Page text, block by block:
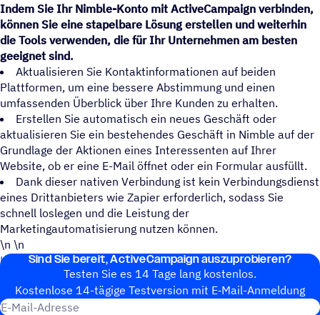
Indem Sie Ihr Nimble-Konto mit ActiveCampaign verbinden,
können Sie eine stapelbare Lösung erstellen und weiterhin
die Tools verwenden, die für Ihr Unternehmen am besten
geeignet sind.
Aktualisieren Sie Kontaktinformationen auf beiden
Plattformen, um eine bessere Abstimmung und einen
umfassenden Überblick über Ihre Kunden zu erhalten.
Erstellen Sie automatisch ein neues Geschäft oder
aktualisieren Sie ein bestehendes Geschäft in Nimble auf der
Grundlage der Aktionen eines Interessenten auf Ihrer
Website, ob er eine E-Mail öffnet oder ein Formular ausfüllt.
Dank dieser nativen Verbindung ist kein Verbindungsdienst
eines Drittanbieters wie Zapier erforderlich, sodass Sie
schnell loslegen und die Leistung der
Marketingautomatisierung nutzen können.
\n \n
Hilfe-Doku: Nimble mit ActiveCampaign verbinden
Sind Sie bereit, ActiveCampaign auszuprobieren?
Testen Sie es 14 Tage lang kostenlos.
Kosten­lose 14-tägige Test­ver­sion mit E‑Mail-Anmel­dung